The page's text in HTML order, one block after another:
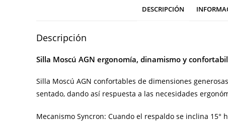
DESCRIPCIÓN
Descripción
Silla Moscú AGN ergonomía, dinamismo y
Silla Moscú AGN confortables de dimensiones
sentado, dando así respuesta a las necesidades
Mecanismo Syncron: Cuando el respaldo se inclina 15°